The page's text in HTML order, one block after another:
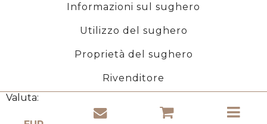
Valuta:
Informazioni sul sughero
Utilizzo del sughero
Proprietà del sughero
Rivenditore